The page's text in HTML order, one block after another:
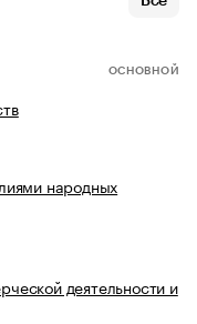
ОСНОВНОЙ
народных
деятельности и